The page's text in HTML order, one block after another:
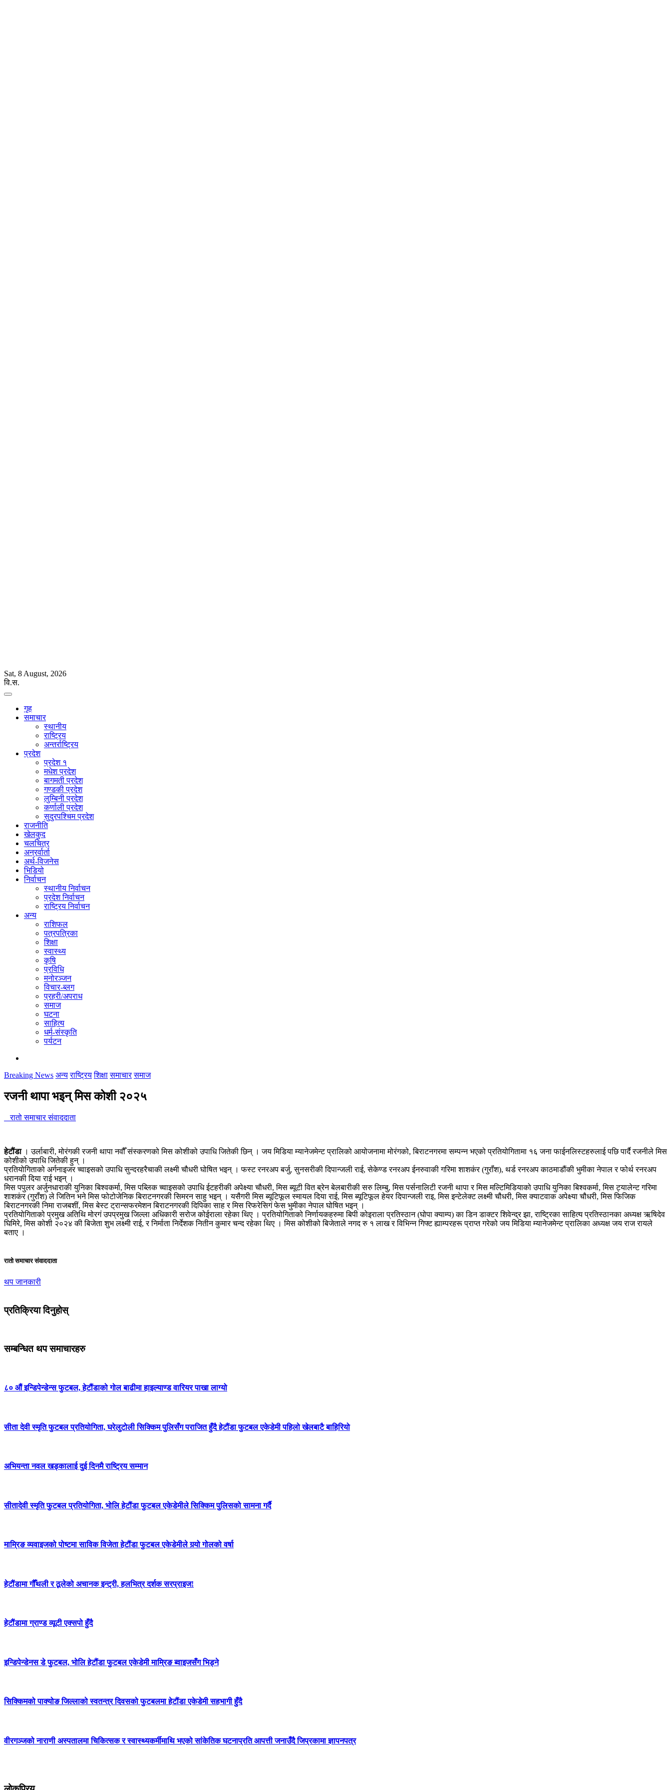
Sat, 8 August, 2026
वि.स.
गृह
समाचार
स्थानीय
राष्ट्रिय
अन्तर्राष्ट्रिय
प्रदेश
प्रदेश १
मधेश प्रदेश
बागमती प्रदेश
गण्डकी प्रदेश
लुम्बिनी प्रदेश
कर्णाली प्रदेश
सुदुरपश्चिम प्रदेश
राजनीति
खेलकुद
चलचित्र
अन्रर्वार्ता
अर्थ-विजनेस
भिडियो
निर्वाचन
स्थानीय निर्वाचन
प्रदेश निर्वाचन
राष्ट्रिय निर्वाचन
अन्य
राशिफल
पत्रपत्रिका
शिक्षा
स्वास्थ्य
कृषि
प्रविधि
मनोरञ्जन
विचार-ब्लग
प्रहरी/अपराध
समाज
घटना
साहित्य
धर्म-संस्कृति
पर्यटन
Breaking News अन्य राष्ट्रिय शिक्षा समाचार समाज
रजनी थापा भइन् मिस कोशी २०२५
रातो समाचार संवाददाता
हेटौंडा। उर्लाबारी, मोरंगकी रजनी थापा नवौँ संस्करणको मिस कोशीको उपाधि जितेकी छिन् । जय मिडिया म्यानेजमेन्ट प्रालिको आयोजनामा मोरंगको, बिराटनगरमा सम्पन्न भएको प्रतियोगितामा १६ जना फाईनलिस्टहरुलाई पछि पार्दै रजनीले मिस
कोशीको उपाधि जितेकी हुन् ।
प्रतियोगिताको अर्गनाइजर च्वाइसको उपाधि सुन्दरहरैचाकी लक्ष्मी चौधरी घोषित भइन् । फस्ट रनरअप बर्जु, सुनसरीकी दिपान्जली राई, सेकेण्ड रनरअप ईनरुवाकी गरिमा शाशकंर (गुरॉंश), थर्ड रनरअप काठमाडौंकी भुमीका नेपाल र फोर्थ रनरअप
धरानकी दिया राई भइन् ।
मिस पपुलर अर्जुनधाराकी युनिका बिश्वकर्मा, मिस पब्लिक च्वाइसको उपाधि ईटहरीकी अपेक्ष्या चौधरी, मिस ब्यूटी वित ब्रेन बेलबारीकी सरु लिम्बु, मिस पर्सनालिटी रजनी थापा र मिस मल्टिमिडियाको उपाधि युनिका बिश्वकर्मा, मिस ट्यालेन्ट गरिमा
शाशकंर (गुरॉंश) ले जितिन भने मिस फोटोजेनिक बिराटनगरकी सिमरन साहु भइन् । यसैगरी मिस ब्यूटिफूल स्मायल दिया राई, मिस ब्यूटिफूल हेयर दिपान्जली राइ, मिस इन्टेलेक्ट लक्ष्मी चौधरी, मिस क्याटवाक अपेक्ष्या चौधरी, मिस फिजिक
बिराटनगरकी निमा राजबशीं, मिस बेस्ट ट्रान्सफरमेशन बिराटनगरकी दिपिका साह र मिस रिफरेसिगं फेस भुमीका नेपाल घोषित भइन् ।
प्रतियोगिताको प्रमुख अतिथि मोरगं उपप्रमुख जिल्ला अधिकारी सरोज कोईराला रहेका थिए । प्रतियोगिताको निर्णायकहरुमा बिपी कोइराला प्रतिस्ठान (घोपा क्याम्प) का डिन डाक्टर शिवेन्द्र झा, राष्ट्रिका साहित्य प्रतिस्ठानका अध्यक्ष ऋषिदेव
घिमिरे, मिस कोशी २०२४ की बिजेता शुभ लक्ष्मी राई, र निर्माता निर्देशक नितीन कुमार चन्द रहेका थिए । मिस कोशीको बिजेताले नगद रु १ लाख र विभिन्न गिफ्ट ह्याम्परहरू प्राप्त गरेको जय मिडिया म्यानेजमेन्ट प्रालिका अध्यक्ष जय राज रायले
बताए ।
रातो समाचार संवाददाता
थप जानकारी
प्रतिक्रिया दिनुहोस्
सम्बन्धित थप समाचारहरु
८० औं इन्डिपेन्डेन्स फुटबल, हेटौंडाको गोल बाढीमा हाइल्याण्ड वारियर पाखा लाग्यो
सीता देवी स्मृति फुटबल प्रतियोगिता, घरेलुटोली सिक्किम पुलिसँग पराजित हुँदै हेटौंडा फुटबल एकेडेमी पहिलो खेलबाटै बाहिरियो
अभियन्ता नवल खड्कालाई दुई दिनमै राष्ट्रिय सम्मान
सीतादेवी स्मृति फुटबल प्रतियोगिता, भोलि हेटौंडा फुटबल एकेडेमीले सिक्किम पुलिसको सामना गर्दै
माम्रिङ व्यवाइजको पोष्टमा साविक विजेता हेटौंडा फुटबल एकेडेमीले गर्‍यो गोलको वर्षा
हेटौंडामा गौँथली र ठूलेको अचानक इन्ट्री, हलभित्र दर्शक सरप्राइज!
हेटौंडामा ग्राण्ड व्यूटी एक्सपो हुँदै
इन्डिपेन्डेनस डे फुटबल, भोलि हेटौंडा फुटबल एकेडेमी माम्रिङ ब्वाइजसँग भिड्ने
सिक्किमको पाक्योङ जिल्लाको स्वतन्त्र दिवसको फुटबलमा हेटौंडा एकेडेमी सहभागी हुँदै
वीरगञ्जको नाराणी अस्पतालमा चिकित्सक र स्वास्थ्यकर्मीमाथि भएको सांकेतिक घटनाप्रति आपत्ती जनाउँदै जिप्रकामा ज्ञापनपत्र